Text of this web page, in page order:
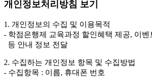
개인정보처리방침 보기
1. 개인정보의 수집 및 이용목적
- 학점은행제 교육과정 할인혜택 제공, 이벤
등 안내 정보 전달
2. 수집하는 개인정보 항목 및 수집방법
- 수집항목 : 이름, 휴대폰 번호